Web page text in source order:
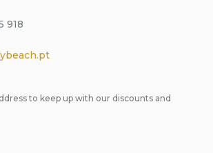
918
to keep up with our discounts and